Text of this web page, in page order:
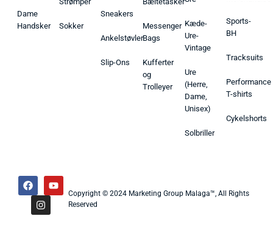
Dame
Handsker
Sokker
Sneakers
Ankelstøvler
Slip-Ons
Messenger
Bags
Kufferter
og
Trolleyer
Kæde-
Ure-
Vintage
Ure
(Herre,
Dame,
Unisex)
Solbriller
Sports-
BH
Tracksuits
Performance
T-shirts
Cykelshorts
Copyright © 2024 Marketing Group Malaga™, All Rights
Reserved